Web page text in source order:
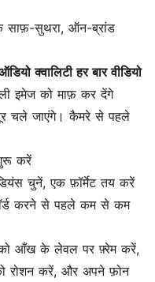
साफ़-सुथरा, ऑन-ब्रांड
क्वालिटी हर बार वीडियो
इमेज को माफ़ कर देंगे
चले जाएंगे। कैमरे से पहले
करें
चुनें, एक फ़ॉर्मेट तय करें
करने से पहले कम से कम
आँख के लेवल पर फ़्रेम करें,
रोशन करें, और अपने फ़ोन